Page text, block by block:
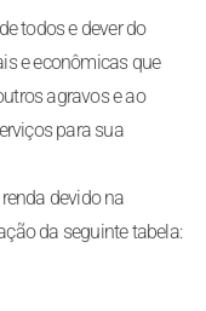
todos e dever do
e econômicas que
agravos e ao
para sua
devido na
da seguinte tabela: